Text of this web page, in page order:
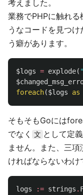
考えました。
業務でPHPに触れ
うなコードを見つ
う癖があります。
$logs = explode( "
foreach($logs as
そもそもGoには
でなく
文 として定
ません。また、三
ければならないわけ
logs := strings .